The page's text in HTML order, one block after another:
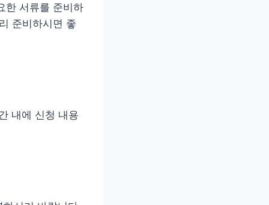
한 서류를 준비하
준비하시면 좋
내에 신청 내용